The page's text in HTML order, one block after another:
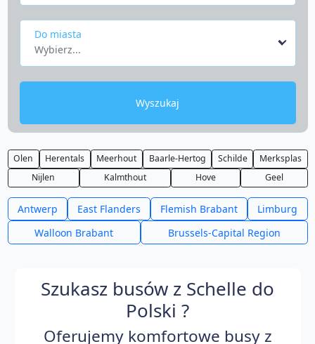
Do miasta
Wybierz...
Wyszukaj
Olen Herentals Meerhout Baarle-Hertog Schilde
Merksplas
Nijlen
Kalmthout Hove Geel
Antwerp East Flanders Flemish Brabant
Limburg
Walloon Brabant
Brussels-Capital Region
Szukasz busów z Schelle do
Polski ?
Oferujemy komfortowe busy z